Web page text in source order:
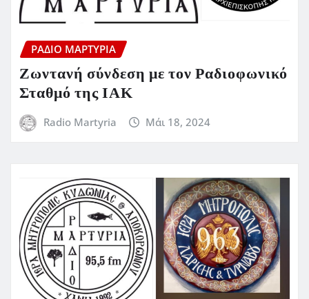
ΡΆΔΙΟ ΜΑΡΤΥΡΊΑ
Ζωντανή σύνδεση με τον Ραδιοφωνικό
Σταθμό της ΙΑΚ
Radio Martyria Μάι 18, 2024